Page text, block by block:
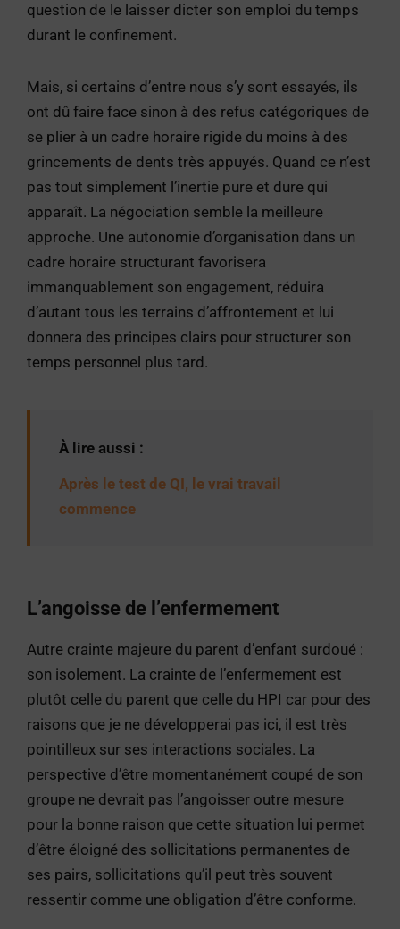
question de le laisser dicter son emploi du temps
durant le confinement.
Mais, si certains d’entre nous s’y sont essayés, ils
ont dû faire face sinon à des refus catégoriques de
se plier à un cadre horaire rigide du moins à des
grincements de dents très appuyés. Quand ce n’est
pas tout simplement l’inertie pure et dure qui
apparaît. La négociation semble la meilleure
approche. Une autonomie d’organisation dans un
cadre horaire structurant favorisera
immanquablement son engagement, réduira
d’autant tous les terrains d’affrontement et lui
donnera des principes clairs pour structurer son
temps personnel plus tard.
À lire aussi :
Après le test de QI, le vrai travail
commence
L’angoisse de l’enfermement
Autre crainte majeure du parent d’enfant surdoué :
son isolement. La crainte de l’enfermement est
plutôt celle du parent que celle du HPI car pour des
raisons que je ne développerai pas ici, il est très
pointilleux sur ses interactions sociales. La
perspective d’être momentanément coupé de son
groupe ne devrait pas l’angoisser outre mesure
pour la bonne raison que cette situation lui permet
d’être éloigné des sollicitations permanentes de
ses pairs, sollicitations qu’il peut très souvent
ressentir comme une obligation d’être conforme.